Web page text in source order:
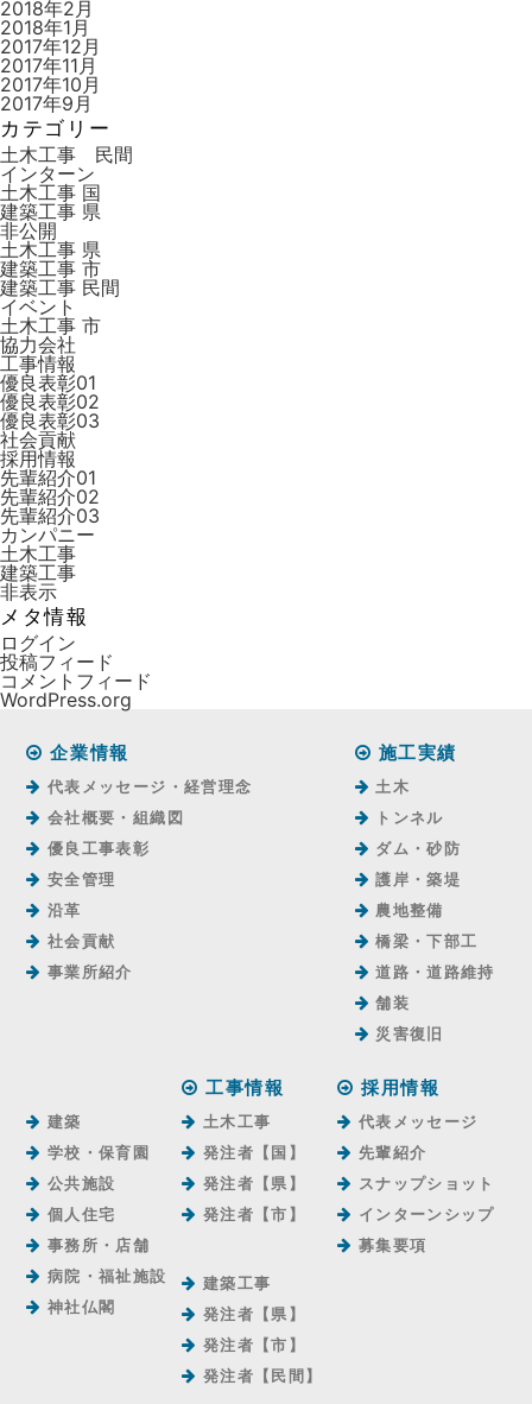
2018年2月
2018年1月
2017年12月
2017年11月
2017年10月
2017年9月
カテゴリー
土木工事 民間
インターン
土木工事 国
建築工事 県
非公開
土木工事 県
建築工事 市
建築工事 ⺠間
イベント
土木工事 市
協力会社
工事情報
優良表彰01
優良表彰02
優良表彰03
社会貢献
採用情報
先輩紹介01
先輩紹介02
先輩紹介03
カンパニー
土木工事
建築工事
非表示
メタ情報
ログイン
投稿フィード
コメントフィード
WordPress.org
企業情報
代表メッセージ・経営理念
会社概要・組織図
優良工事表彰
安全管理
沿革
社会貢献
事業所紹介
施工実績
土木
トンネル
ダム・砂防
護岸・築堤
農地整備
橋梁・下部工
道路・道路維持
舗装
災害復旧
建築
学校・保育園
公共施設
個人住宅
事務所・店舗
病院・福祉施設
神社仏閣
工事情報
土木工事
発注者【国】
発注者【県】
発注者【市】
建築工事
発注者【県】
発注者【市】
発注者【⺠間】
採用情報
代表メッセージ
先輩紹介
スナップショット
インターンシップ
募集要項